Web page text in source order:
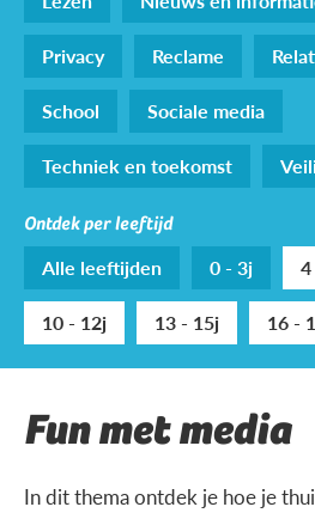
Privacy
Reclame
School
Sociale media
Techniek en toekomst
Ontdek per leeftijd
Alle leeftijden 0 - 3j
10 - 12j
13 - 15j 16 -
Fun met media
In dit thema ontdek je hoe je